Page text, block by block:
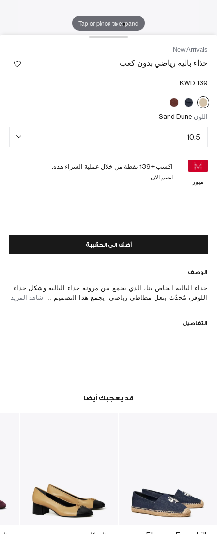
Tap or pinch to expand
New Arrivals
حذاء باليه رياضي بدون كعب
اللون Sand Dune
10.5
ميوز
اكسب +139 نقطة من خلال عملية الشراء هذه.
انضم الآن
أضف الى الحقيبة
الوصف
حذاء الباليه الخاص بنا، الذي يجمع بين مرونة حذاء الباليه وشكل حذاء
اللوفر، مُحدّث بنعل مطاطي رياضي. يجمع هذا التصميم ... شاهد المزيد
التفاصيل
قد يعجبك أيضا